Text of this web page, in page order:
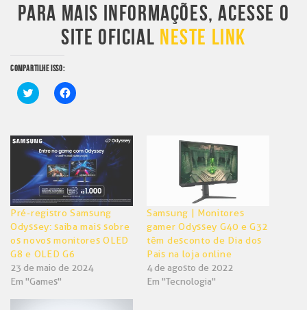
PARA MAIS INFORMAÇÕES, ACESSE O
SITE OFICIAL NESTE LINK
COMPARTILHE ISSO:
Clique
para
em
nova
janela)
Clique
para
em
nova
janela)
Pré-registro Samsung
Odyssey: saiba mais sobre
os novos monitores OLED
G8 e OLED G6
23 de maio de 2024
Em "Games"
Samsung | Monitores
gamer Odyssey G40 e G32
têm desconto de Dia dos
Pais na loja online
4 de agosto de 2022
Em "Tecnologia"